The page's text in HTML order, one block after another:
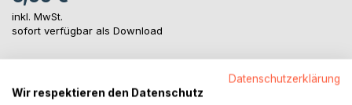
inkl. MwSt.
sofort verfügbar als Download
IN DEN WARENKORB
Datenschutzerklärung
Wir respektieren den Datenschutz